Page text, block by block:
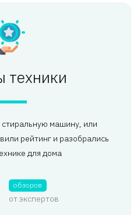
техники
машину, или
рейтинг и разобрались
для дома
обзоров
от экспертов